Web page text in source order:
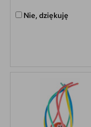
Nie, dziękuję